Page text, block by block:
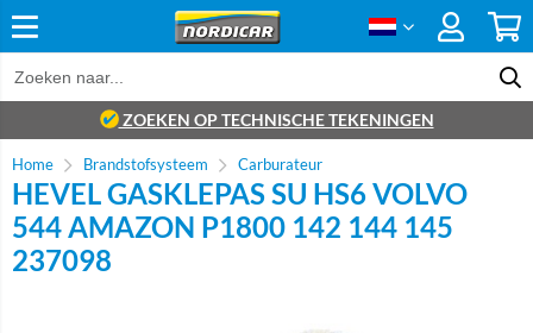
ZOEKEN OP TECHNISCHE TEKENINGEN
Home Brandstofsysteem Carburateur
HEVEL GASKLEPAS SU HS6 VOLVO
544 AMAZON P1800 142 144 145
237098